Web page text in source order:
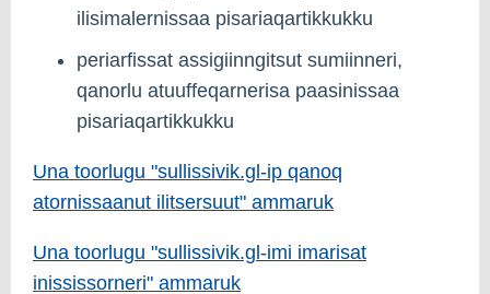
ilisimalernissaa pisariaqartikkukku
periarfissat assigiinngitsut sumiinneri,
qanorlu atuuffeqarnerisa paasinissaa
pisariaqartikkukku
Una toorlugu "sullissivik.gl-ip qanoq
atornissaanut ilitsersuut" ammaruk
Una toorlugu "sullissivik.gl-imi imarisat
inississorneri" ammaruk